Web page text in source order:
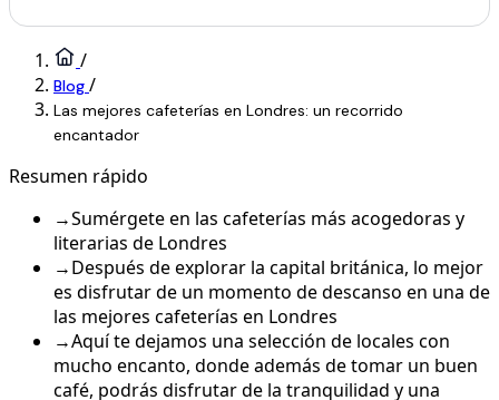
/
Blog /
Las mejores cafeterías en Londres: un recorrido
encantador
Resumen rápido
→Sumérgete en las cafeterías más acogedoras y
literarias de Londres
→Después de explorar la capital británica, lo mejor
es disfrutar de un momento de descanso en una de
las mejores cafeterías en Londres
→Aquí te dejamos una selección de locales con
mucho encanto, donde además de tomar un buen
café, podrás disfrutar de la tranquilidad y una